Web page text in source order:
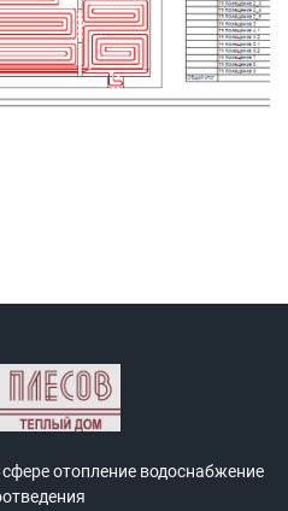
отопление водоснабжение